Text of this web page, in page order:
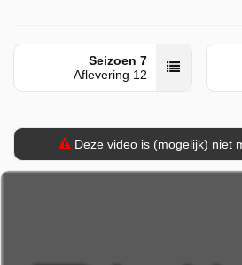
Seizoen 7
Aflevering 12
Deze video is (mogelijk) niet